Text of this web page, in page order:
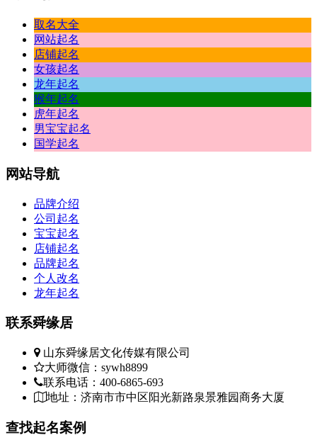
取名大全
网站起名
店铺起名
女孩起名
龙年起名
猴年起名
虎年起名
男宝宝起名
国学起名
网站导航
品牌介绍
公司起名
宝宝起名
店铺起名
品牌起名
个人改名
龙年起名
联系舜缘居
山东舜缘居文化传媒有限公司
大师微信：sywh8899
联系电话：400-6865-693
地址：济南市市中区阳光新路泉景雅园商务大厦
查找起名案例